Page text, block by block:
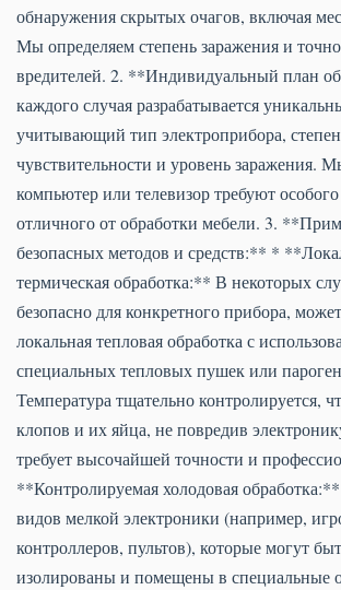
обнаружения скрытых очагов, включая
Мы определяем степень заражения и
вредителей. 2. **Индивидуальный план
каждого случая разрабатывается
учитывающий тип электроприбора,
чувствительности и уровень заражения.
компьютер или телевизор требуют
отличного от обработки мебели. 3.
безопасных методов и средств:** *
термическая обработка:** В некоторых
безопасно для конкретного прибора,
локальная тепловая обработка с
специальных тепловых пушек или
Температура тщательно контролируется,
клопов и их яйца, не повредив
требует высочайшей точности и
**Контролируемая холодовая
видов мелкой электроники (например,
контроллеров, пультов), которые могут
изолированы и помещены в специальные